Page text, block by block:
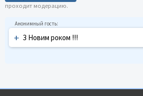
проходит модерацию.
+ З Новим роком !!!